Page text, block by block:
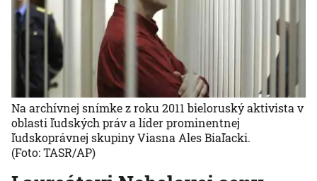
Na archívnej snímke z roku 2011 bieloruský aktivista v
oblasti ľudských práv a líder prominentnej
ľudskoprávnej skupiny Viasna Ales Biaľacki.
(Foto: TASR/AP)